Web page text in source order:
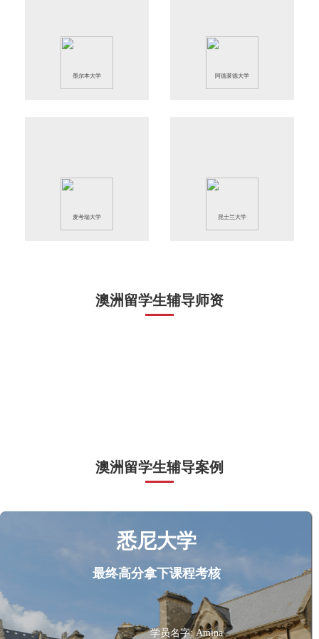
墨尔本大学 阿德莱德大学
麦考瑞大学 昆士兰大学
澳洲留学生辅导师资
澳洲留学生辅导案例
悉尼大学
最终高分拿下课程考核
学员名字: Amina